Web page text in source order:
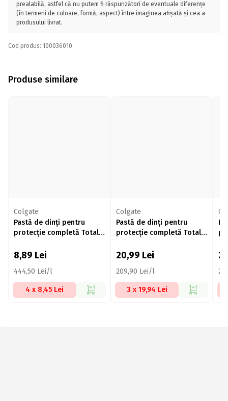
prealabilă, astfel că nu putem fi răspunzători de eventuale diferențe
(în termeni de culoare, formă, aspect) între imaginea afișată și cea a
produsului livrat.
Cod produs: 100036010
Produse similare
Colgate
Pastă de dinți pentru
protecție completă Total
8,89 Lei
444,50 Lei/l
4 x 8,45 Lei
Colgate
Pastă de dinți pentru
protecție completă Total
20,99 Lei
209,90 Lei/l
3 x 19,94 Lei